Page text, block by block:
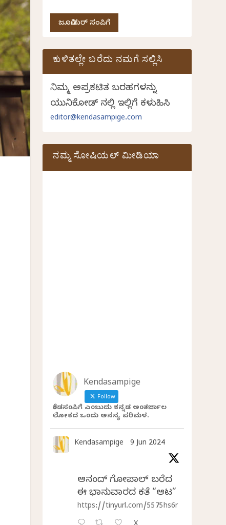
ಜೂನಿಯರ್ ಸಂಪಿಗೆ
ಕುಳಿತಲ್ಲೇ ಬರೆದು ನಮಗೆ ಸಲ್ಲಿಸಿ
ನಿಮ್ಮ ಅಪ್ರಕಟಿತ ಬರಹಗಳನ್ನು
ಯುನಿಕೋಡ್ ನಲ್ಲಿ ಇಲ್ಲಿಗೆ ಕಳುಹಿಸಿ
editor@kendasampige.com
ನಮ್ಮ ಸೋಷಿಯಲ್‌ ಮೀಡಿಯಾ
Kendasampige
Follow
ಕೆಂಡಸಂಪಿಗೆ ಎಂಬುದು ಕನ್ನಡ ಅಂತರ್ಜಾಲ
ಲೋಕದ ಒಂದು ಅನನ್ಯ ಪರಿಮಳ.
Kendasampige 9 Jun 2024
ಆನಂದ್‌ ಗೋಪಾಲ್‌ ಬರೆದ
ಈ ಭಾನುವಾರದ ಕತೆ “ಆಟ”
https://tinyurl.com/5575hs6r